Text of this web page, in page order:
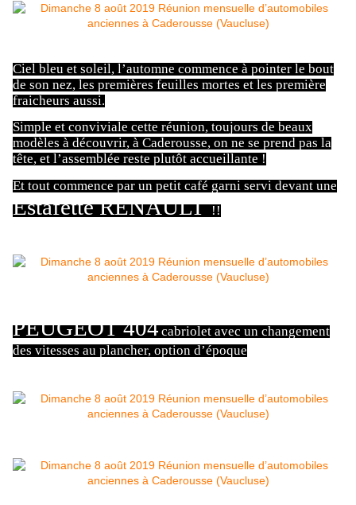
Ciel bleu et soleil, l’automne commence à pointer le bout
de son nez, les premières feuilles mortes et les première
fraicheurs aussi.
Simple et conviviale cette réunion, toujours de beaux
modèles à découvrir, à Caderousse, on ne se prend pas la
tête, et l’assemblée reste plutôt accueillante !
Et tout commence par un petit café garni servi devant une
Estafette RENAULT !!
PEUGEOT 404cabriolet avec un changement
des vitesses au plancher, option d’époque